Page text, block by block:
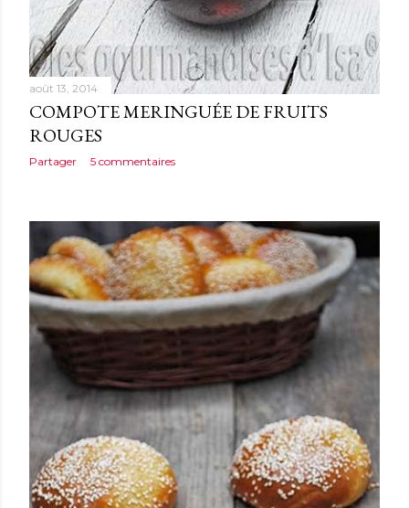
août 13, 2014
COMPOTE MERINGUÉE DE FRUITS
ROUGES
Partager 5 commentaires